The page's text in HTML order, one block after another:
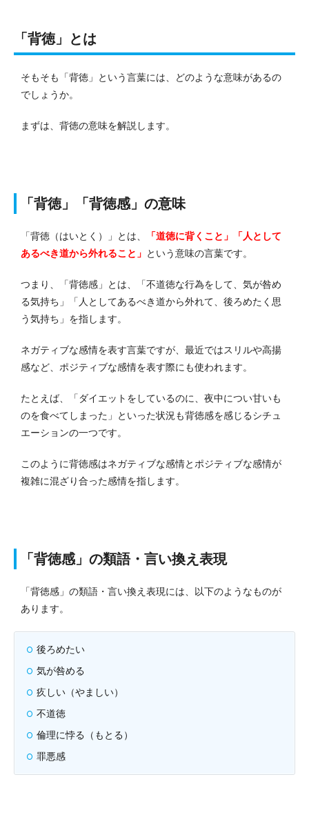
「背徳」とは
そもそも「背徳」という言葉には、どのような意味があるの
でしょうか。
まずは、背徳の意味を解説します。
「背徳」「背徳感」の意味
「背徳（はいとく）」とは、
「道徳に背くこと」「人として
あるべき道から外れること」 という意味の言葉です。
つまり、「背徳感」とは、「不道徳な行為をして、気が咎め
る気持ち」「人としてあるべき道から外れて、後ろめたく思
う気持ち」を指します。
ネガティブな感情を表す言葉ですが、最近ではスリルや高揚
感など、ポジティブな感情を表す際にも使われます。
たとえば、「ダイエットをしているのに、夜中につい甘いも
のを食べてしまった」といった状況も背徳感を感じるシチュ
エーションの一つです。
このように背徳感はネガティブな感情とポジティブな感情が
複雑に混ざり合った感情を指します。
「背徳感」の類語・言い換え表現
「背徳感」の類語・言い換え表現には、以下のようなものが
あります。
後ろめたい
気が咎める
疚しい（やましい）
不道徳
倫理に悖る（もとる）
罪悪感